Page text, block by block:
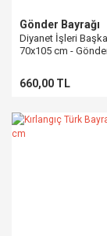
Gönder Bayrağı
Diyanet İşleri
70x105 cm -
660,00 TL